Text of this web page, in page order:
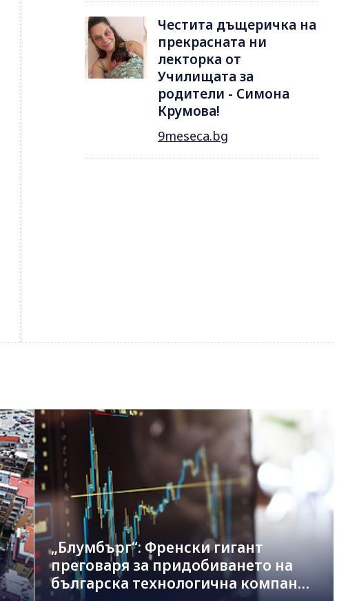
Честита дъщеричка на
прекрасната ни
лекторка от
Училищата за
родители - Симона
Крумова!
9meseca.bg
„Блумбърг“: Френски гигант
преговаря за придобиването на
българска технологична компания